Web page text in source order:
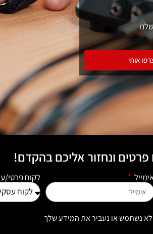
אותי
פרטים ונחזור אליכם בהקדם!
לקוח פרטי/
נשתמש או נעביר את המידע שלך